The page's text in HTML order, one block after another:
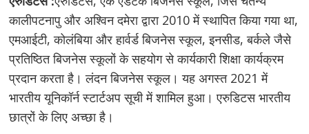
कालीपटनापु और अश्विन दमेरा द्वारा 2010 में स्थापित किया गया था,
एमआईटी, कोलंबिया और हार्वर्ड बिजनेस स्कूल, इनसीड, बर्कले जैसे
प्रतिष्ठित बिजनेस स्कूलों के सहयोग से कार्यकारी शिक्षा कार्यक्रम
प्रदान करता है। लंदन बिजनेस स्कूल। यह अगस्त 2021 में
भारतीय यूनिकॉर्न स्टार्टअप सूची में शामिल हुआ। एरुडिटस भारतीय
छात्रों के लिए अच्छा है।